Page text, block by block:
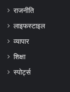
राजनीति
लाइफस्टाइल
व्यापार
शिक्षा
स्पोर्ट्स